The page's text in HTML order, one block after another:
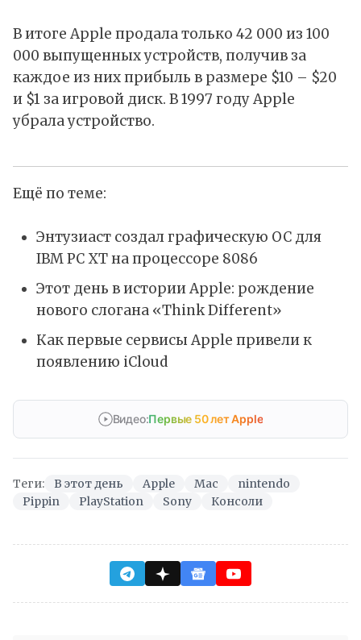
В итоге Apple продала только 42 000 из 100
000 выпущенных устройств, получив за
каждое из них прибыль в размере $10 – $20
и $1 за игровой диск. В 1997 году Apple
убрала устройство.
Ещё по теме:
Энтузиаст создал графическую ОС для
IBM PC XT на процессоре 8086
Этот день в истории Apple: рождение
нового слогана «Think Different»
Как первые сервисы Apple привели к
появлению iCloud
Видео:Первые 50 лет Apple
Теги: В этот день Apple Mac
nintendo
Pippin
PlayStation Sony Консоли